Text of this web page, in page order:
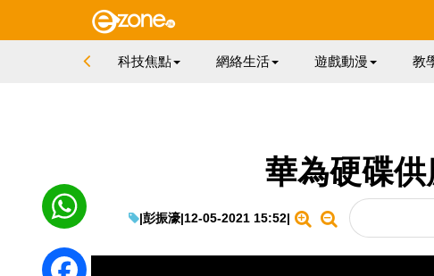
科技焦點 網絡生活 遊戲動漫 教
華為硬碟
|彭振濠|12-05-2021 15:52|
WhatsApp